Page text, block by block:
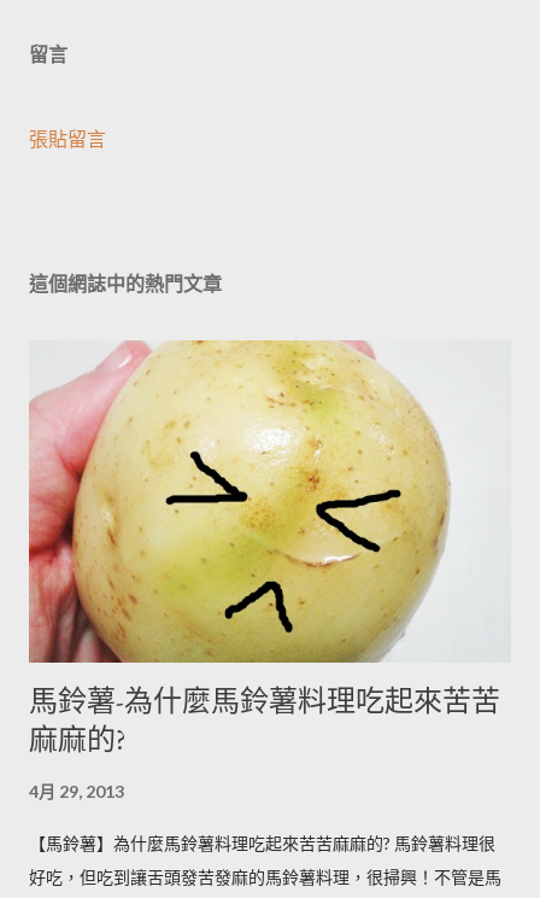
留言
張貼留言
這個網誌中的熱門文章
馬鈴薯-為什麼馬鈴薯料理吃起來苦苦
麻麻的?
4月 29, 2013
【馬鈴薯】為什麼馬鈴薯料理吃起來苦苦麻麻的? 馬鈴薯料理很
好吃，但吃到讓舌頭發苦發麻的馬鈴薯料理，很掃興！不管是馬